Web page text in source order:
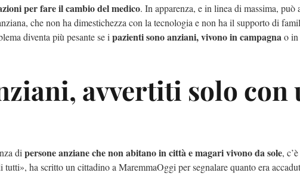
per fare il cambio del medico. In apparenza, e in linea di massima, può
che non ha dimestichezza con la tecnologia e non ha il supporto di
diventa più pesante se i pazienti sono anziani, vivono in campagnao
avvertiti solo con
di persone anziane che non abitano in città e magari vivono da sole, c’è
tutti», ha scritto un cittadino a MaremmaOggi per segnalare quanto era